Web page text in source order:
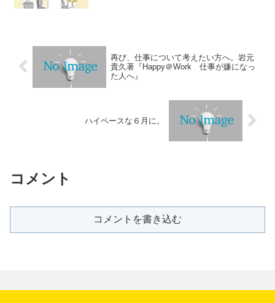
再び、仕事について考えたい方へ。岩元
貴久著『Happy＠Work 仕事が嫌になっ
た人へ』
ハイペースな６月に。
コメント
コメントを書き込む